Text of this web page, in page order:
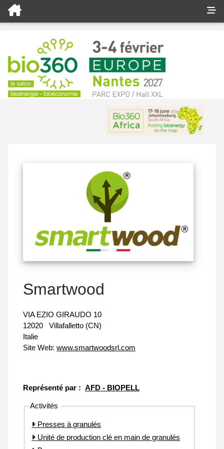
Smartwood
VIA EZIO GIRAUDO 10
12020
Villafalletto (CN)
Italie
Site Web: www.smartwoodsrl.com
Représenté par : AFD - BIOPELL
Activités
Presses à granulés
Unité de production clé en main de granulés